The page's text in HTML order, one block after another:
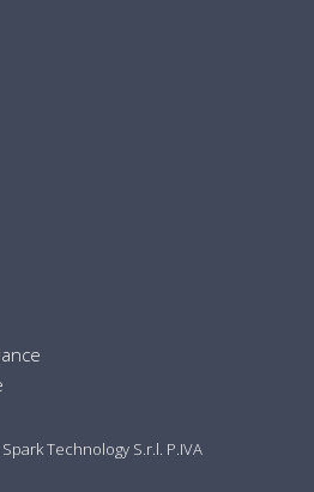
Technology S.r.l. P.IVA